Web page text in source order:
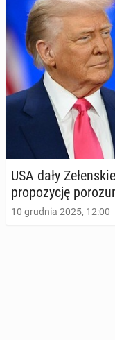
USA dały
pro­po­zy­cję
10 grudnia 2025, 12:00